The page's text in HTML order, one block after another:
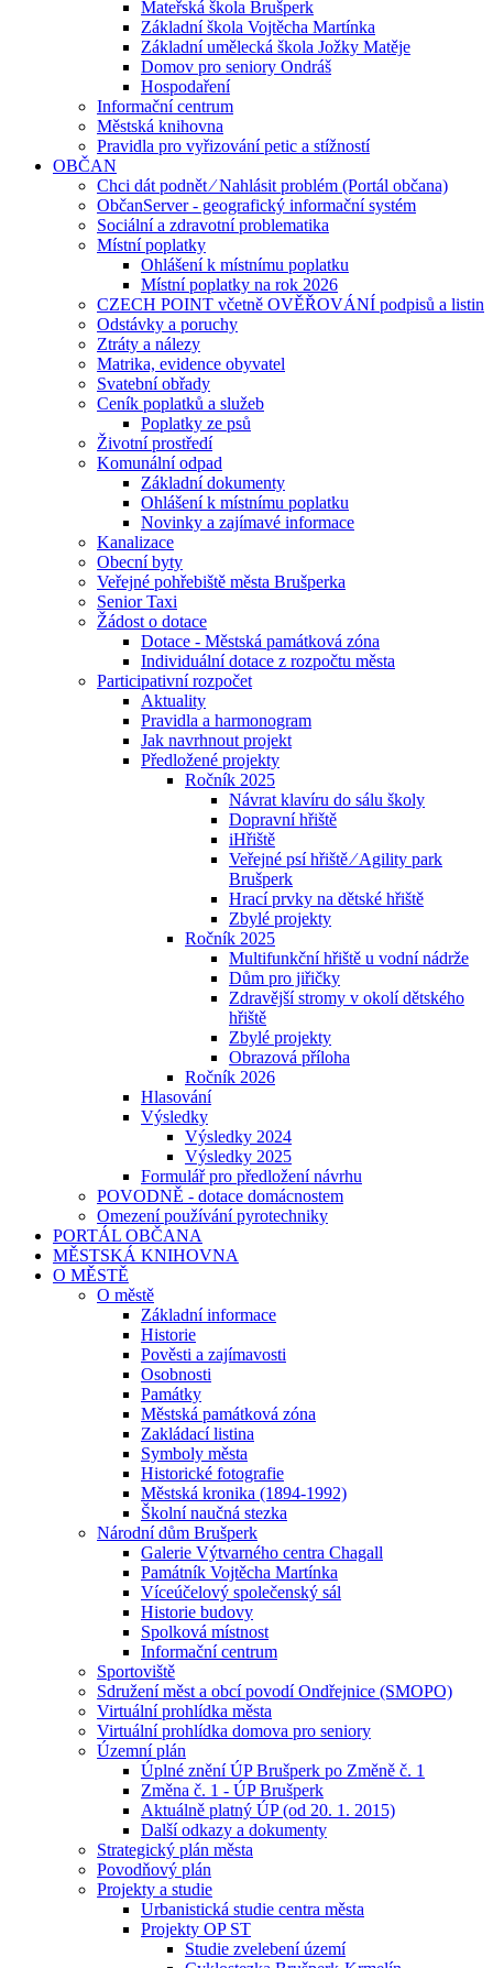
Mateřská škola Brušperk
Základní škola Vojtěcha Martínka
Základní umělecká škola Jožky Matěje
Domov pro seniory Ondráš
Hospodaření
Informační centrum
Městská knihovna
Pravidla pro vyřizování petic a stížností
OBČAN
Chci dát podnět ⁄ Nahlásit problém (Portál občana)
ObčanServer - geografický informační systém
Sociální a zdravotní problematika
Místní poplatky
Ohlášení k místnímu poplatku
Místní poplatky na rok 2026
CZECH POINT včetně OVĚŘOVÁNÍ podpisů a listin
Odstávky a poruchy
Ztráty a nálezy
Matrika, evidence obyvatel
Svatební obřady
Ceník poplatků a služeb
Poplatky ze psů
Životní prostředí
Komunální odpad
Základní dokumenty
Ohlášení k místnímu poplatku
Novinky a zajímavé informace
Kanalizace
Obecní byty
Veřejné pohřebiště města Brušperka
Senior Taxi
Žádost o dotace
Dotace - Městská památková zóna
Individuální dotace z rozpočtu města
Participativní rozpočet
Aktuality
Pravidla a harmonogram
Jak navrhnout projekt
Předložené projekty
Ročník 2025
Návrat klavíru do sálu školy
Dopravní hřiště
iHřiště
Veřejné psí hřiště ⁄ Agility park
Brušperk
Hrací prvky na dětské hřiště
Zbylé projekty
Ročník 2025
Multifunkční hřiště u vodní nádrže
Dům pro jiřičky
Zdravější stromy v okolí dětského
hřiště
Zbylé projekty
Obrazová příloha
Ročník 2026
Hlasování
Výsledky
Výsledky 2024
Výsledky 2025
Formulář pro předložení návrhu
POVODNĚ - dotace domácnostem
Omezení používání pyrotechniky
PORTÁL OBČANA
MĚSTSKÁ KNIHOVNA
O MĚSTĚ
O městě
Základní informace
Historie
Pověsti a zajímavosti
Osobnosti
Památky
Městská památková zóna
Zakládací listina
Symboly města
Historické fotografie
Městská kronika (1894-1992)
Školní naučná stezka
Národní dům Brušperk
Galerie Výtvarného centra Chagall
Památník Vojtěcha Martínka
Víceúčelový společenský sál
Historie budovy
Spolková místnost
Informační centrum
Sportoviště
Sdružení měst a obcí povodí Ondřejnice (SMOPO)
Virtuální prohlídka města
Virtuální prohlídka domova pro seniory
Územní plán
Úplné znění ÚP Brušperk po Změně č. 1
Změna č. 1 - ÚP Brušperk
Aktuálně platný ÚP (od 20. 1. 2015)
Další odkazy a dokumenty
Strategický plán města
Povodňový plán
Projekty a studie
Urbanistická studie centra města
Projekty OP ST
Studie zvelebení území